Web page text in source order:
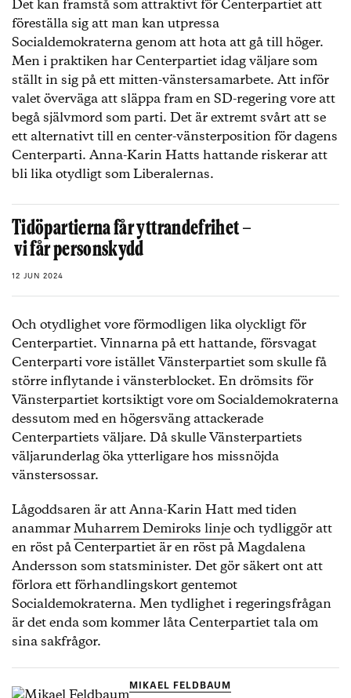
Det kan framstå som attraktivt för Centerpartiet att
föreställa sig att man kan utpressa
Socialdemokraterna genom att hota att gå till höger.
Men i praktiken har Centerpartiet idag väljare som
ställt in sig på ett mitten-vänstersamarbete. Att inför
valet överväga att släppa fram en SD-regering vore att
begå självmord som parti. Det är extremt svårt att se
ett alternativt till en center-vänsterposition för dagens
Centerparti. Anna-Karin Hatts hattande riskerar att
bli lika otydligt som Liberalernas.
Tidöpartierna får yttrandefrihet –
vi får personskydd
12 JUN 2024
Och otydlighet vore förmodligen lika olyckligt för
Centerpartiet. Vinnarna på ett hattande, försvagat
Centerparti vore istället Vänsterpartiet som skulle få
större inflytande i vänsterblocket. En drömsits för
Vänsterpartiet kortsiktigt vore om Socialdemokraterna
dessutom med en högersväng attackerade
Centerpartiets väljare. Då skulle Vänsterpartiets
väljarunderlag öka ytterligare hos missnöjda
vänstersossar.
Lågoddsaren är att Anna-Karin Hatt med tiden
anammarMuharrem Demiroks linjeoch tydliggör att
en röst på Centerpartiet är en röst på Magdalena
Andersson som statsminister. Det gör säkert ont att
förlora ett förhandlingskort gentemot
Socialdemokraterna. Men tydlighet i regeringsfrågan
är det enda som kommer låta Centerpartiet tala om
sina sakfrågor.
MIKAEL FELDBAUM